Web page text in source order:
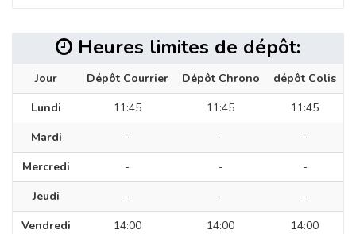
Heures limites de dépôt:
Jour Dépôt Courrier Dépôt Chrono
dépôt Colis
Lundi
11:45 11:45
11:45
Mardi
- -
-
Mercredi
- -
-
Jeudi
- -
-
Vendredi
14:00 14:00
14:00